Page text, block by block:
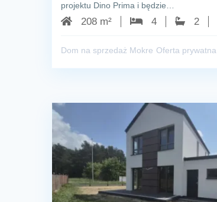
projektu Dino Prima i będzie…
208 m² 4 2
Dom na sprzedaż Mokre Oferta prywatna